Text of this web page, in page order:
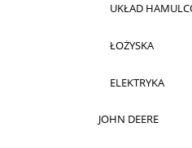
UKŁAD
ŁOŻYSKA
ELEKTRYKA
JOHN DEERE